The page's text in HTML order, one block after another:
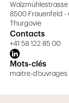
Walzmühlestrasse
8500 Frauenfeld -
Thurgovie
Contacts
+41 58 122 85 00
Mots-clés
maitre-